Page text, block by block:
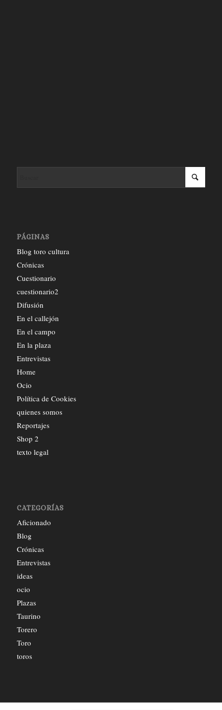
PÁGINAS
Blog toro cultura
Crónicas
Cuestionario
cuestionario2
Difusión
En el callejón
En el campo
En la plaza
Entrevistas
Home
Ocio
Política de Cookies
quienes somos
Reportajes
Shop 2
texto legal
CATEGORÍAS
Aficionado
Blog
Crónicas
Entrevistas
ideas
ocio
Plazas
Taurino
Torero
Toro
toros